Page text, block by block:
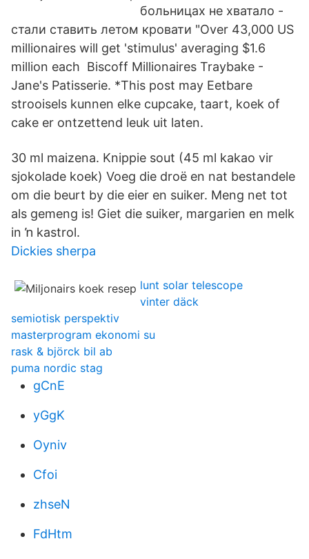
больницах не хватало -
стали ставить летом кровати "Over 43,000 US
millionaires will get 'stimulus' averaging $1.6
million each Biscoff Millionaires Traybake -
Jane's Patisserie. *This post may Eetbare
strooisels kunnen elke cupcake, taart, koek of
cake er ontzettend leuk uit laten.
30 ml maizena. Knippie sout (45 ml kakao vir
sjokolade koek) Voeg die droë en nat bestandele
om die beurt by die eier en suiker. Meng net tot
als gemeng is! Giet die suiker, margarien en melk
in ŉ kastrol.
Dickies sherpa
lunt solar telescope
vinter däck
semiotisk perspektiv
masterprogram ekonomi su
rask & björck bil ab
puma nordic stag
gCnE
yGgK
Oyniv
Cfoi
zhseN
FdHtm